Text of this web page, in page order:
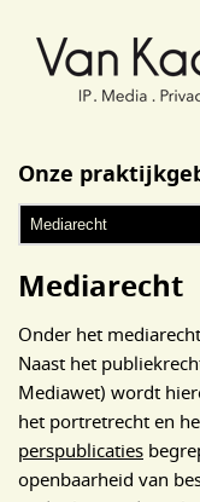
Onze
Mediarecht
Onder het
Naast het
Mediawet) wordt
het portretrecht en
perspublicaties
openbaarheid van